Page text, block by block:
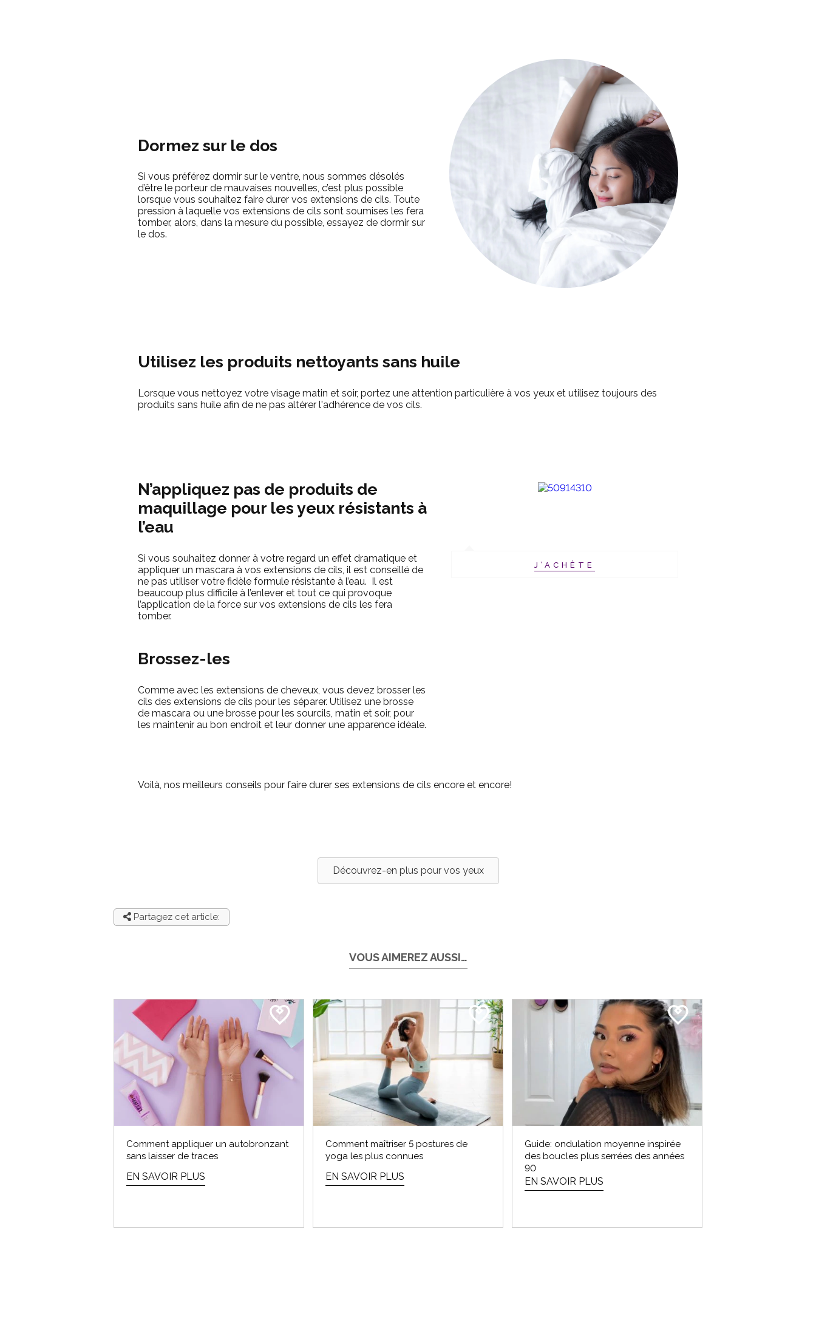
Dormez sur le dos
Si vous préférez dormir sur le ventre, nous sommes désolés
d’être le porteur de mauvaises nouvelles, c’est plus possible
lorsque vous souhaitez faire durer vos extensions de cils. Toute
pression à laquelle vos extensions de cils sont soumises les fera
tomber, alors, dans la mesure du possible, essayez de dormir sur
le dos.
Utilisez les produits nettoyants sans huile
Lorsque vous nettoyez votre visage matin et soir, portez une attention particulière à vos yeux et utilisez toujours des
produits sans huile afin de ne pas altérer l'adhérence de vos cils.
N’appliquez pas de produits de
maquillage pour les yeux résistants à
l’eau
Si vous souhaitez donner à votre regard un effet dramatique et
appliquer un mascara à vos extensions de cils, il est conseillé de
ne pas utiliser votre fidèle formule résistante à l’eau. Il est
beaucoup plus difficile à l’enlever et tout ce qui provoque
l’application de la force sur vos extensions de cils les fera
tomber.
Brossez-les
Comme avec les extensions de cheveux, vous devez brosser les
cils des extensions de cils pour les séparer. Utilisez une brosse
de mascara ou une brosse pour les sourcils, matin et soir, pour
les maintenir au bon endroit et leur donner une apparence idéale.
J’ACHÈTE
Voilà, nos meilleurs conseils pour faire durer ses extensions de cils encore et encore!
Découvrez-en plus pour vos yeux
Partagez cet article:
VOUS AIMEREZ AUSSI…
Comment appliquer un autobronzant
sans laisser de traces
EN SAVOIR PLUS
Comment maîtriser 5 postures de
yoga les plus connues
EN SAVOIR PLUS
Guide: ondulation moyenne inspirée
des boucles plus serrées des années
90
EN SAVOIR PLUS